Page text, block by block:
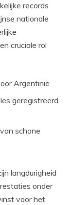
records
nationale
cruciale rol
Argentinië
geregistreerd
schone
langdurigheid
onder
voor het